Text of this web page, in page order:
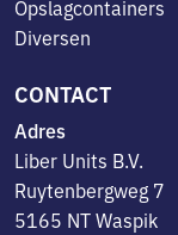
Opslagcontainers
Diversen
CONTACT
Adres
Liber Units B.V.
Ruytenbergweg 7
5165 NT Waspik